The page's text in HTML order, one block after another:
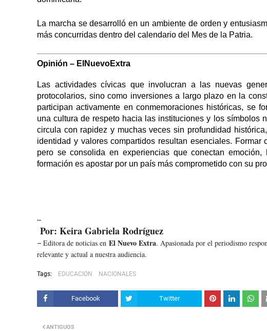
La marcha se desarrolló en un ambiente de orden y
más concurridas dentro del calendario del Mes de la Patria.
Opinión – ElNuevoExtra
Las actividades cívicas que involucran a las nuevas
protocolarios, sino como inversiones a largo plazo en la
participan activamente en conmemoraciones históricas, se
una cultura de respeto hacia las instituciones y los símbolos
circula con rapidez y muchas veces sin profundidad
identidad y valores compartidos resultan esenciales.
pero se consolida en experiencias que conectan
formación es apostar por un país más comprometido con su
--
Por: Keira Gabriela Rodríguez
– Editora de noticias en El Nuevo Extra. Apasionada por el periodismo
relevante y actual a nuestra audiencia.
Tags: EDUCACION NACIONALES
Facebook Twitter
ANTIGUOS